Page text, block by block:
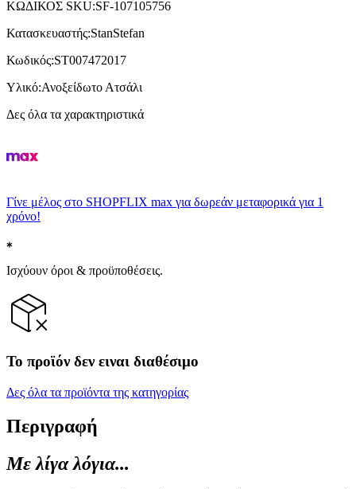
ΚΩΔΙΚΟΣ SKU:SF-107105756
Κατασκευαστής:StanStefan
Κωδικός:ST007472017
Υλικό:Ανοξείδωτο Ατσάλι
Δες όλα τα χαρακτηριστικά
Γίνε μέλος στο SHOPFLIX max για δωρεάν μεταφορικά για 1
χρόνο!
Ισχύουν όροι & προϋποθέσεις.
Το προϊόν δεν ειναι διαθέσιμο
Δες όλα τα προϊόντα της κατηγορίας
Περιγραφή
Με λίγα λόγια...